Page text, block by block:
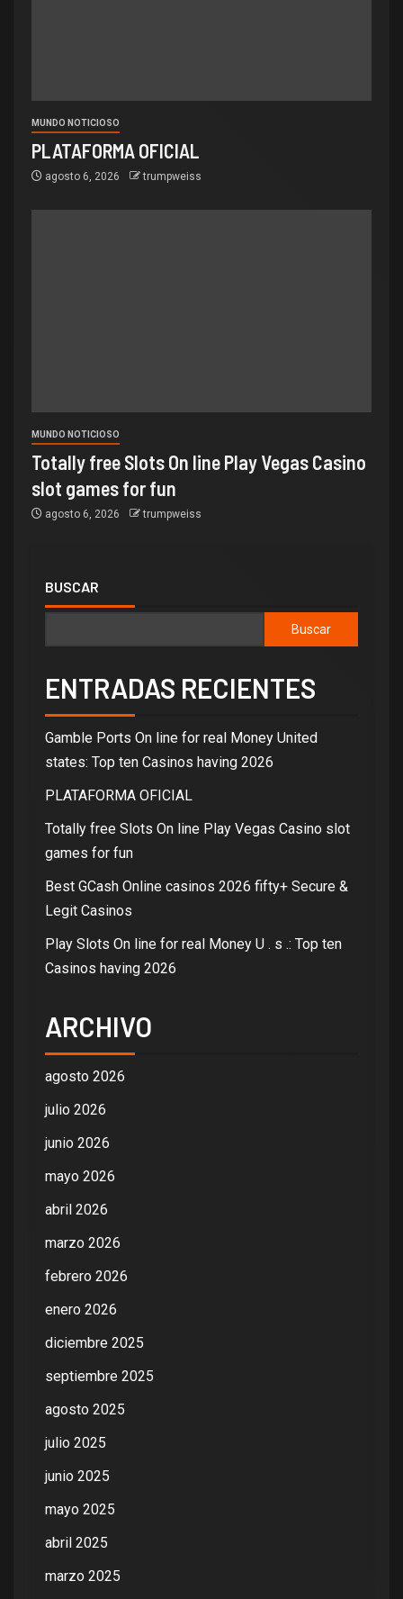
MUNDO NOTICIOSO
PLATAFORMA OFICIAL ️
agosto 6, 2026 trumpweiss
MUNDO NOTICIOSO
Totally free Slots On line Play Vegas Casino
slot games for fun
agosto 6, 2026 trumpweiss
BUSCAR
Buscar
ENTRADAS RECIENTES
Gamble Ports On line for real Money United
states: Top ten Casinos having 2026
PLATAFORMA OFICIAL ️
Totally free Slots On line Play Vegas Casino slot
games for fun
Best GCash Online casinos 2026 fifty+ Secure &
Legit Casinos
Play Slots On line for real Money U . s .: Top ten
Casinos having 2026
ARCHIVO
agosto 2026
julio 2026
junio 2026
mayo 2026
abril 2026
marzo 2026
febrero 2026
enero 2026
diciembre 2025
septiembre 2025
agosto 2025
julio 2025
junio 2025
mayo 2025
abril 2025
marzo 2025